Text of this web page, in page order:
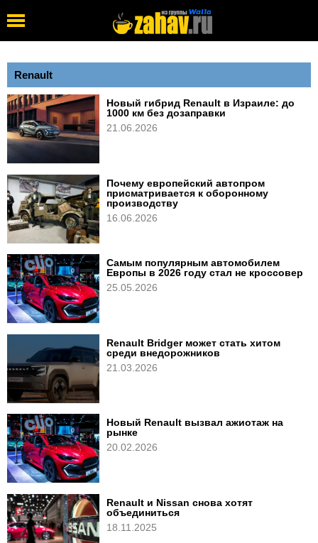
Renault
Новый гибрид Renault в Израиле: до
1000 км без дозаправки
21.06.2026
Почему европейский автопром
присматривается к оборонному
производству
16.06.2026
Самым популярным автомобилем
Европы в 2026 году стал не кроссовер
25.05.2026
Renault Bridger может стать хитом
среди внедорожников
21.03.2026
Новый Renault вызвал ажиотаж на
рынке
20.02.2026
Renault и Nissan снова хотят
объединиться
18.11.2025